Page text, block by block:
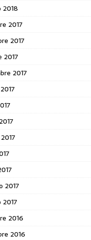
2018
2017
2017
2017
2017
2017
2016
2016